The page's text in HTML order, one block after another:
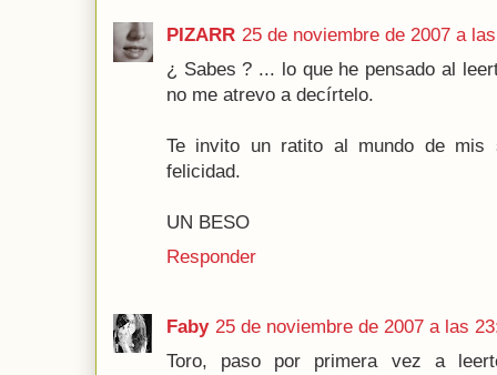
PIZARR 25 de noviembre de 2007 a
¿ Sabes ? ... lo que he pensado al
no me atrevo a decírtelo.
Te invito un ratito al mundo de mis
felicidad.
UN BESO
Responder
Faby 25 de noviembre de 2007 a las
Toro, paso por primera vez a